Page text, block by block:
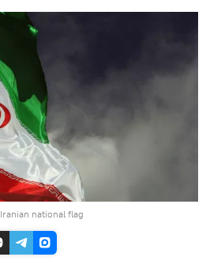
Iranian national flag